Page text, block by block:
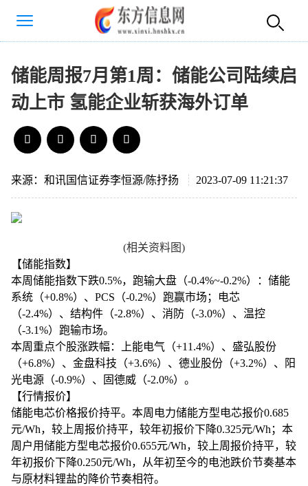
储能周报7月第1周：储能公司陆续启
动上市 氢能企业斩获海外订单
来源：和讯国信证券李恒源/陈抒扬 2023-07-09 11:21:37
(相关资料图)
【储能指数】
本周储能指数下跌0.5%，跑输大盘（-0.4%~-0.2%）：储能
系统（+0.8%）、PCS（-0.2%）跑赢市场；电芯
（-2.4%）、结构件（-2.8%）、消防（-3.0%）、温控
（-3.1%）跑输市场。
本周重点个股涨跌幅：上能电气（+11.4%）、盛弘股份
（+6.8%）、金盘科技（+3.6%）、德业股份（+3.2%）、阳
光电源（-0.9%）、固德威（-2.0%）。
【行情报价】
储能电芯价格报价持平。本周电力储能方型电芯报价0.685
元/Wh，较上周报价持平，较年初报价下降0.325元/Wh；本
周户用储能方型电芯报价0.655元/Wh，较上周报价持平，较
年初报价下降0.250元/Wh，从年初至今的电池跌价节奏基本
与原材料锂盐的降价节奏相符。